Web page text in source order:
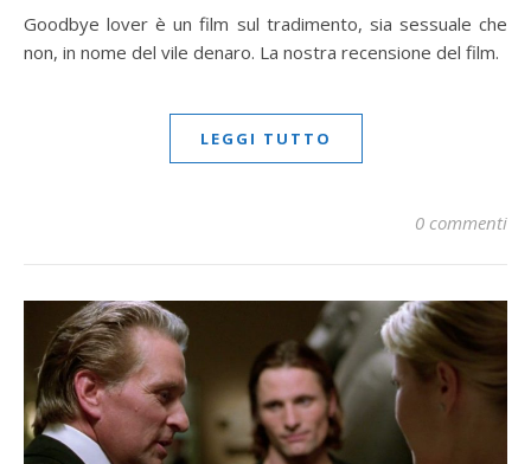
Goodbye lover è un film sul tradimento, sia sessuale che
non, in nome del vile denaro. La nostra recensione del film.
LEGGI TUTTO
0 commenti